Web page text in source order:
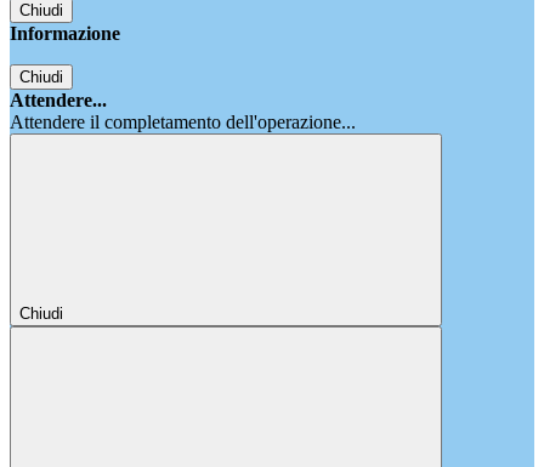
Chiudi
Informazione
Chiudi
Attendere...
Attendere il completamento dell'operazione...
Chiudi